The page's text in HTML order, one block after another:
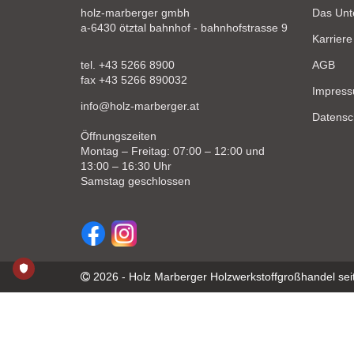
holz-marberger gmbh
a-6430 ötztal bahnhof - bahnhofstrasse 9
tel. +43 5266 8900
fax +43 5266 890032
info@holz-marberger.at
Öffnungszeiten
Montag – Freitag: 07:00 – 12:00 und
13:00 – 16:30 Uhr
Samstag geschlossen
Das
Karriere
AGB
2026 - Holz Marberger Holzwerkstoffgroßhandel